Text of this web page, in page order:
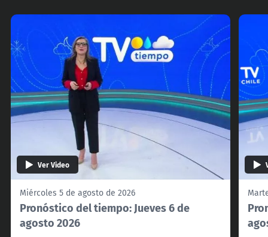
Ver Video
Miércoles 5 de agosto de 2026
Pronóstico del tiempo: Jueves 6 de
agosto 2026